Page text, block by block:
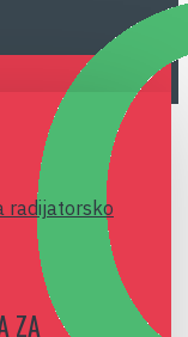
radijatorsko
ZA